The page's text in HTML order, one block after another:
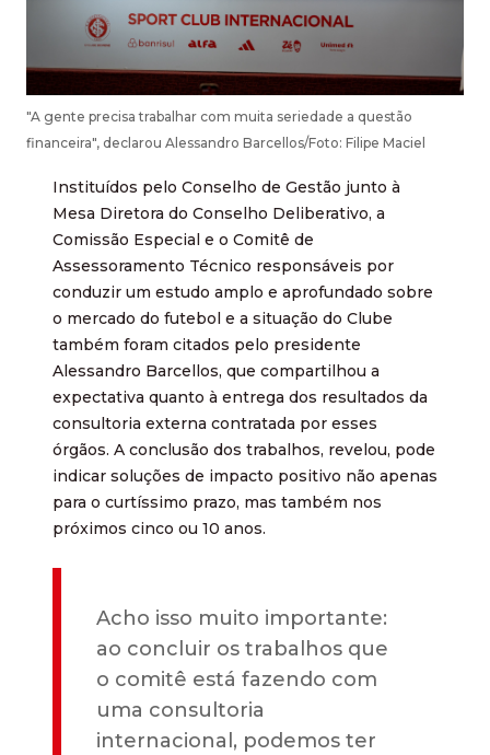
"A gente precisa trabalhar com muita seriedade a questão
financeira", declarou Alessandro Barcellos/Foto: Filipe Maciel
Instituídos pelo Conselho de Gestão junto à
Mesa Diretora do Conselho Deliberativo, a
Comissão Especial e o Comitê de
Assessoramento Técnico responsáveis por
conduzir um estudo amplo e aprofundado sobre
o mercado do futebol e a situação do Clube
também foram citados pelo presidente
Alessandro Barcellos, que compartilhou a
expectativa quanto à entrega dos resultados da
consultoria externa contratada por esses
órgãos. A conclusão dos trabalhos, revelou, pode
indicar soluções de impacto positivo não apenas
para o curtíssimo prazo, mas também nos
próximos cinco ou 10 anos.
Acho isso muito importante:
ao concluir os trabalhos que
o comitê está fazendo com
uma consultoria
internacional, podemos ter